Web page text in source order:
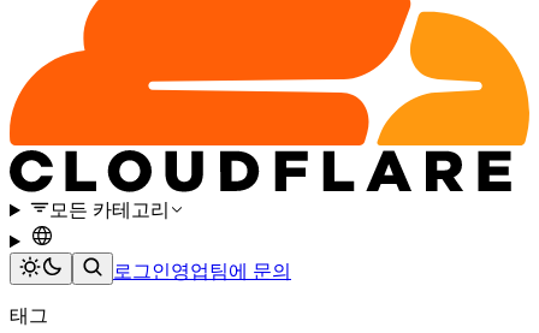
모든 카테고리
로그인영업팀에 문의
태그